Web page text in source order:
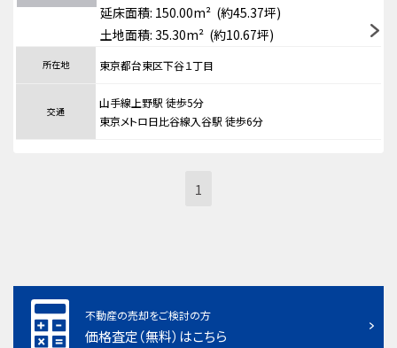
延床面積: 150.00m² (約45.37坪)
土地面積: 35.30m² (約10.67坪)
所在地 東京都台東区下谷１丁目
交通
山手線上野駅 徒歩5分
東京メトロ日比谷線入谷駅 徒歩6分
1
不動産の売却をご検討の方
価格査定（無料）はこちら